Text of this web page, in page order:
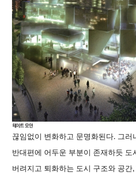
끊임없이 변화하고 문명화된다. 그러
반대편에 어두운 부분이 존재하듯 도
버려지고 퇴화하는 도시 구조와 공간